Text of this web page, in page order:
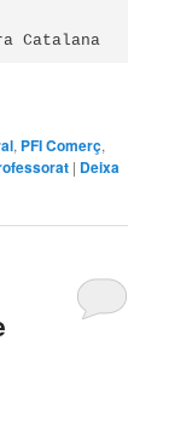
Catalana
, PFI Comerç,
| Deixa